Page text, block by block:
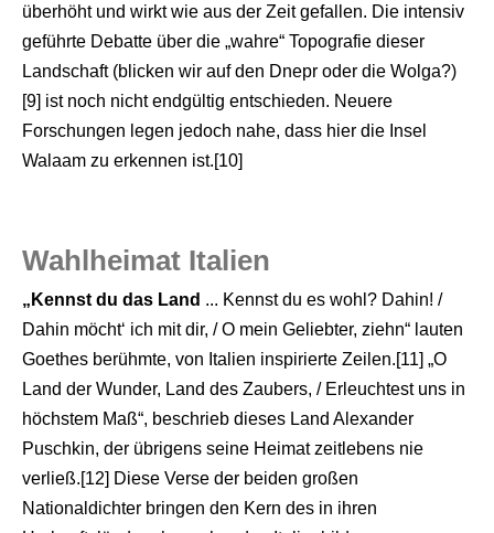
überhöht und wirkt wie aus der Zeit gefallen. Die intensiv
geführte Debatte über die „wahre“ Topografie dieser
Landschaft (blicken wir auf den Dnepr oder die Wolga?)
[9] ist noch nicht endgültig entschieden. Neuere
Forschungen legen jedoch nahe, dass hier die Insel
Walaam zu erkennen ist.[10]
Wahlheimat Italien
„Kennst du das Land ... Kennst du es wohl? Dahin! /
Dahin möcht‘ ich mit dir, / O mein Geliebter, ziehn“ lauten
Goethes berühmte, von Italien inspirierte Zeilen.[11] „O
Land der Wunder, Land des Zaubers, / Erleuchtest uns in
höchstem Maß“, beschrieb dieses Land Alexander
Puschkin, der übrigens seine Heimat zeitlebens nie
verließ.[12] Diese Verse der beiden großen
Nationaldichter bringen den Kern des in ihren